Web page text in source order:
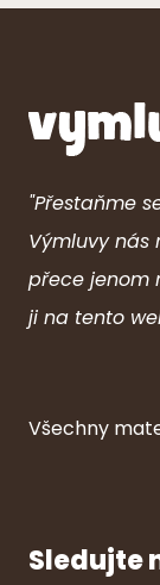
"Přestaňme
Výmluvy nás
přece jenom
ji na tento
Všechny ma
Sledujte